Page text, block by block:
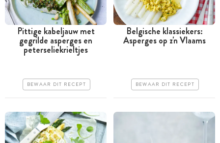
Tussen 30 minuten en 1
Pittige kabeljauw met
gegrilde asperges en
peterseliekrieltjes
BEWAAR DIT RECEPT
Tussen 30 minuten en 1
Belgische klassiekers:
Asperges op z'n Vlaams
BEWAAR DIT RECEPT